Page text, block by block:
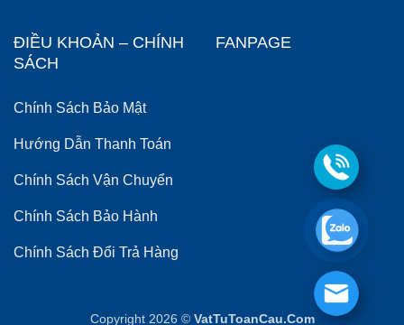
ĐIỀU KHOẢN – CHÍNH
SÁCH
Chính Sách Bảo Mật
Hướng Dẫn Thanh Toán
Chính Sách Vận Chuyển
Chính Sách Bảo Hành
Chính Sách Đổi Trả Hàng
FANPAGE
Copyright 2026 © VatTuToanCau.Com